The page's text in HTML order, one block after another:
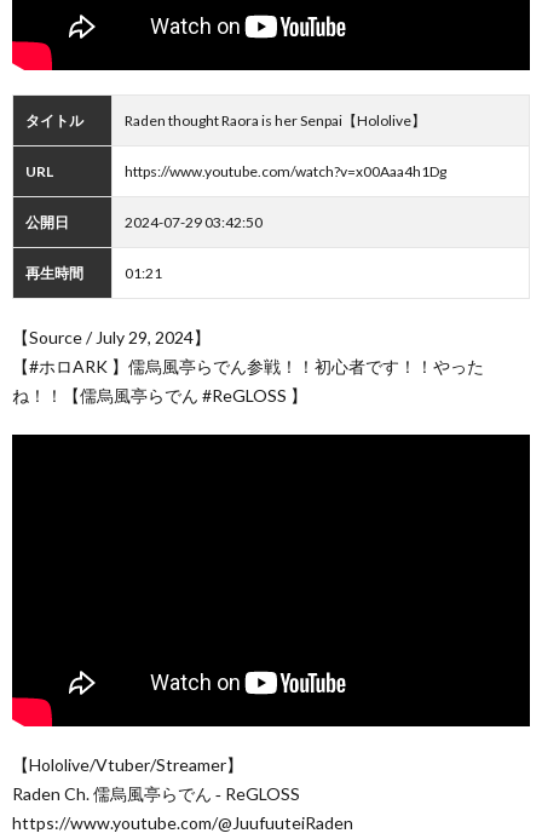
タイトル Raden thought Raora is her Senpai【Hololive】
URL https://www.youtube.com/watch?v=x00Aaa4h1Dg
公開日 2024-07-29 03:42:50
再生時間 01:21
【Source / July 29, 2024】
【#ホロARK 】儒烏風亭らでん参戦！！初心者です！！やった
ね！！【儒烏風亭らでん #ReGLOSS 】
【Hololive/Vtuber/Streamer】
Raden Ch. 儒烏風亭らでん ‐ ReGLOSS
https://www.youtube.com/@JuufuuteiRaden